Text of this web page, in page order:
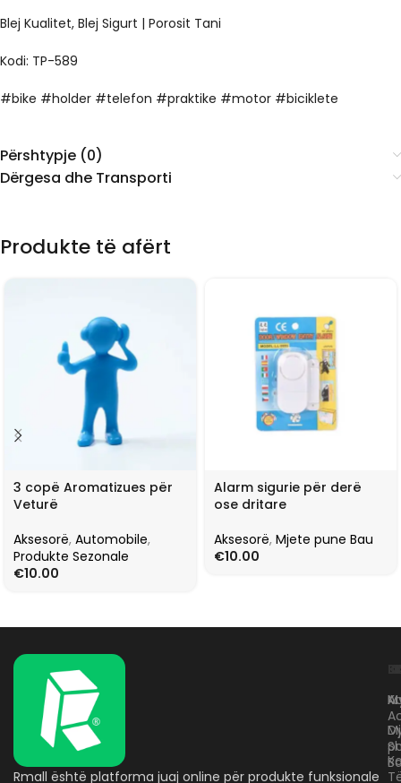
Blej Kualitet, Blej Sigurt | Porosit Tani
Kodi: TP-589
#bike #holder #telefon #praktike #motor #biciklete
Përshtypje (0)
Dërgesa dhe Transporti
Produkte të afërt
3 copë Aromatizues për
Veturë
Aksesorë, Automobile,
Produkte Sezonale
€10.00
Alarm sigurie për derë
ose dritare
Aksesorë, Mjete pune Bau
€10.00
Rmall është platforma juaj online për produkte funksionale